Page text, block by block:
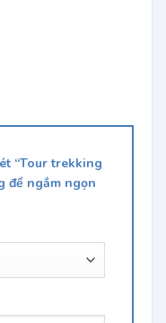
“Tour trekking
để ngắm ngọn